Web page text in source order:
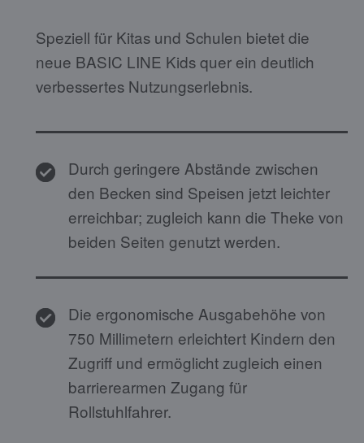
Speziell für Kitas und Schulen bietet die
neue BASIC LINE Kids quer ein deutlich
verbessertes Nutzungserlebnis.
Durch geringere Abstände zwischen
den Becken sind Speisen jetzt leichter
erreichbar; zugleich kann die Theke von
beiden Seiten genutzt werden.
Die ergonomische Ausgabehöhe von
750 Millimetern erleichtert Kindern den
Zugriff und ermöglicht zugleich einen
barrierearmen Zugang für
Rollstuhlfahrer.